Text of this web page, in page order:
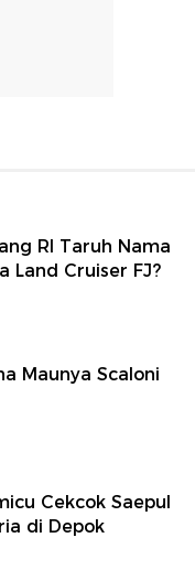
RI Taruh Nama
Land Cruiser FJ?
Maunya Scaloni
Cekcok Saepul
di Depok